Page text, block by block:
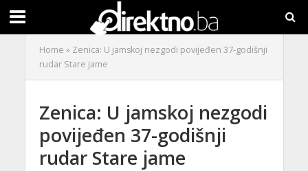
Home » Zenica: U jamskoj nezgodi povijeđen 37-godišnji
rudar Stare jame
Zenica: U jamskoj nezgodi
povijeđen 37-godišnji
rudar Stare jame